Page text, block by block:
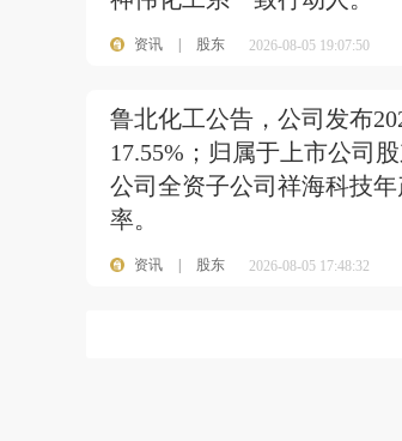
资讯 股东 2026-08-05 19:07:50
鲁北化工公告，公司发布
17.55%；归属于上市公司
公司全资子公司祥海科技
率。
资讯 股东 2026-08-05 17:48:32